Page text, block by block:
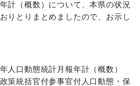
計（概数）について、本県の状況
りとりまとめましたので、お示し
人口動態統計月報年計（概数）
策統括官付参事官付人口動態・保